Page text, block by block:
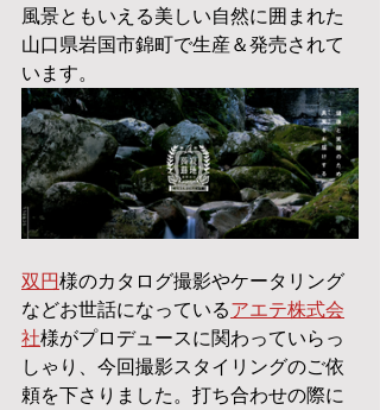
風景ともいえる美しい自然に囲まれた
山口県岩国市錦町で生産＆発売されて
います。
双円様のカタログ撮影やケータリング
などお世話になっているアエテ株式会
社様がプロデュースに関わっていらっ
しゃり、今回撮影スタイリングのご依
頼を下さりました。打ち合わせの際に